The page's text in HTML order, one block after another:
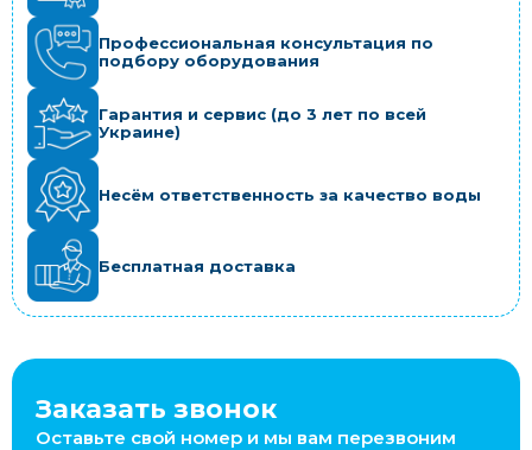
Профессиональная консультация по
подбору оборудования
Гарантия и сервис (до 3 лет по всей
Украине)
Несём ответственность за качество воды
Бесплатная доставка
Заказать звонок
Оставьте свой номер и мы вам перезвоним